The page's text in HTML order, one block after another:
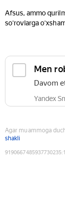
Afsus, ammo
soʻrovlarga
Men
Davom
Yandex
Agar muammoga
shakli
9190667485937730235: